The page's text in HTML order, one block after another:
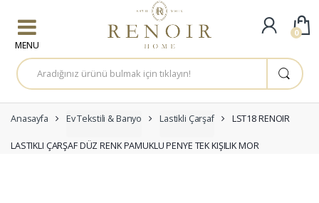
A
r
a
a
:
Anasayfa Ev Tekstili & Banyo Lastikli Çarşaf LST18 RENOIR
LASTIKLI ÇARŞAF DÜZ RENK PAMUKLU PENYE TEK KIŞILIK MOR
0